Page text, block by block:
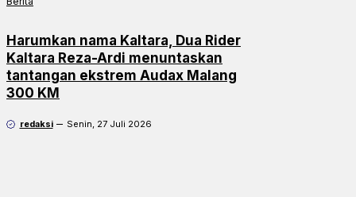
Harumkan nama Kaltara, Dua Rider
Kaltara Reza-Ardi menuntaskan
tantangan ekstrem Audax Malang
300 KM
redaksi Senin, 27 Juli 2026